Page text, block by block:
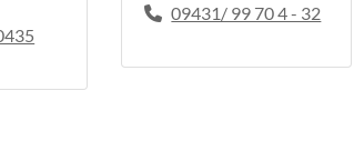
09431/ 99 70 4 - 32